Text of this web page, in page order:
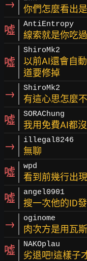
→ 你們怎麼看出
噓 AntiEntropy
線索就是你吃
噓
ShiroMk2
以前AI還會自
道要修掉
→ ShiroMk2
有這心思怎麼
噓 SORAChung
我用免費AI都
→ illegal8246
無聊
噓 wpd
看到前幾行出
噓 angel0901
搜一次他的ID
→ oginome
肉次方是用瓦
噓 NAKOplau
劣退吧!這樣子